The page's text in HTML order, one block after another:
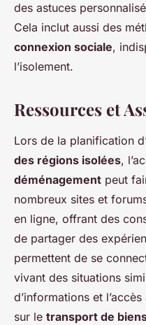
des astuces
Cela inclut aussi des
connexion sociale,
l’isolement.
Ressources et
Lors de la planification
des régions isolées,
déménagement peut
nombreux sites et
en ligne, offrant des
de partager des
permettent de se
vivant des situations
d’informations et
sur le transport de